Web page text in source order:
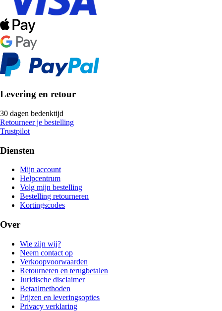
Levering en retour
30 dagen bedenktijd
Retourneer je bestelling
Trustpilot
Diensten
Mijn account
Helpcentrum
Volg mijn bestelling
Bestelling retourneren
Kortingscodes
Over
Wie zijn wij?
Neem contact op
Verkoopvoorwaarden
Retourneren en terugbetalen
Juridische disclaimer
Betaalmethoden
Prijzen en leveringsopties
Privacy verklaring